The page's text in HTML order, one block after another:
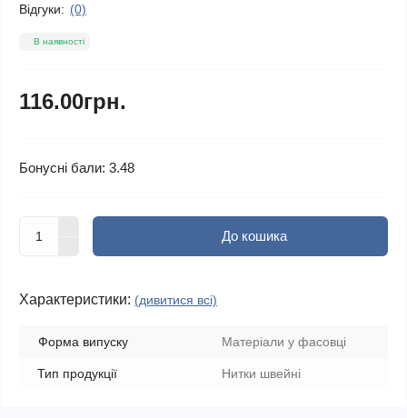
Відгуки: (0)
В наявності
116.00грн.
Бонусні бали: 3.48
До кошика
Характеристики: (дивитися всі)
Форма випуску Матеріали у фасовці
Тип продукції Нитки швейні